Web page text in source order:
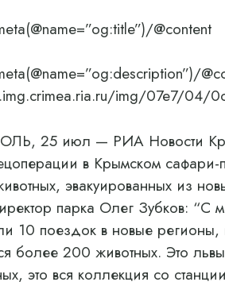
@content
img/07e7/04/
25 июл — РИА Новости
в Крымском сафари-
эвакуированных из
парка Олег Зубков: “С
10 поездок в новые регионы,
более 200 животных. Это
это вся коллекция со